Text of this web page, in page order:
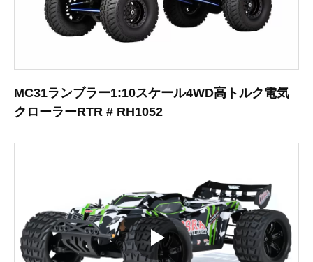
MC31ランブラー1:10スケール4WD高トルク電気
クローラーRTR # RH1052